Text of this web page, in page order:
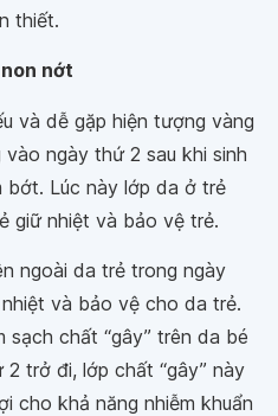
thiết.
nớt
và dễ gặp hiện tượng vàng
ngày thứ 2 sau khi sinh
Lúc này lớp da ở trẻ
giữ nhiệt và bảo vệ trẻ.
ngoài da trẻ trong ngày
và bảo vệ cho da trẻ.
sạch chất “gây” trên da bé
trở đi, lớp chất “gây” này
cho khả năng nhiễm khuẩn